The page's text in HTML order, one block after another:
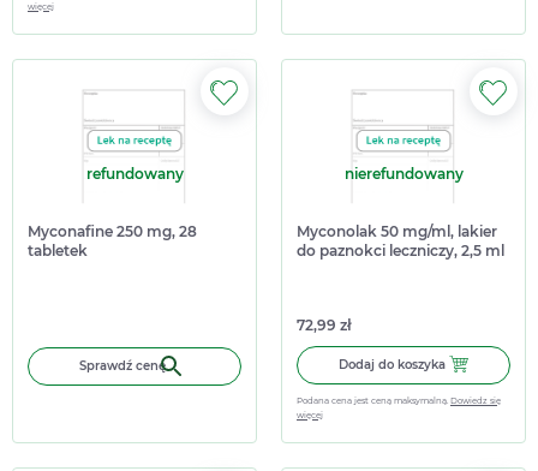
więcej
refundowany
Myconafine 250 mg, 28
tabletek
Sprawdź cenę
nierefundowany
Myconolak 50 mg/ml, lakier
do paznokci leczniczy, 2,5 ml
72,99 zł
Dodaj do koszyka Dodaj do
Podana cena jest ceną maksymalną. Dowiedz się
więcej